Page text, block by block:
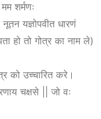
शर्मणः
नूतन यज्ञोपवीत धारणं
हो तो गोत्र का नाम ले)
को उच्चारित करे।
चक्षसे || जो वः